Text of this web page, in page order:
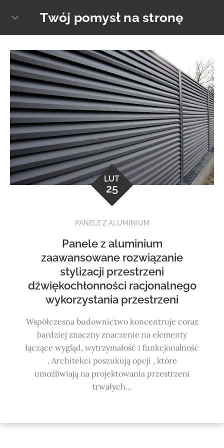
Twój pomysł na stronę
LUT
25
PANELE Z ALUMINIUM
Panele z aluminium
zaawansowane rozwiązanie
stylizacji przestrzeni
dźwiękochłonności racjonalnego
wykorzystania przestrzeni
Współczesna budownictwo koncentruje coraz
bardziej znaczny znaczenie na elementy
łączące wygląd, wytrzymałość i funkcjonalność
. Architekci poszukują opcji , które
umożliwiają na projektowania przestrzeni
trwałych…